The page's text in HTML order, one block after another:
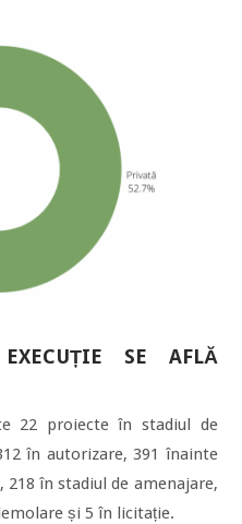
SE AFLĂ
22 proiecte în stadiul de
în autorizare, 391 înainte
218 în stadiul de amenajare,
și 5 în licitație.